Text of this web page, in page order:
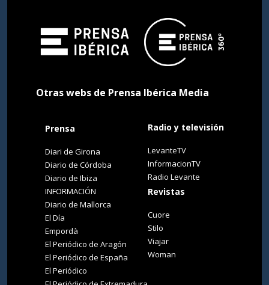
Otras webs de Prensa Ibérica Media
Prensa
Diari de Girona
Diario de Córdoba
Diario de Ibiza
INFORMACIÓN
Diario de Mallorca
El Día
Empordà
El Periódico de Aragón
El Periódico de España
El Periódico
Radio y televisión
LevanteTV
InformacionTV
Radio Levante
Revistas
Cuore
Stilo
Viajar
Woman